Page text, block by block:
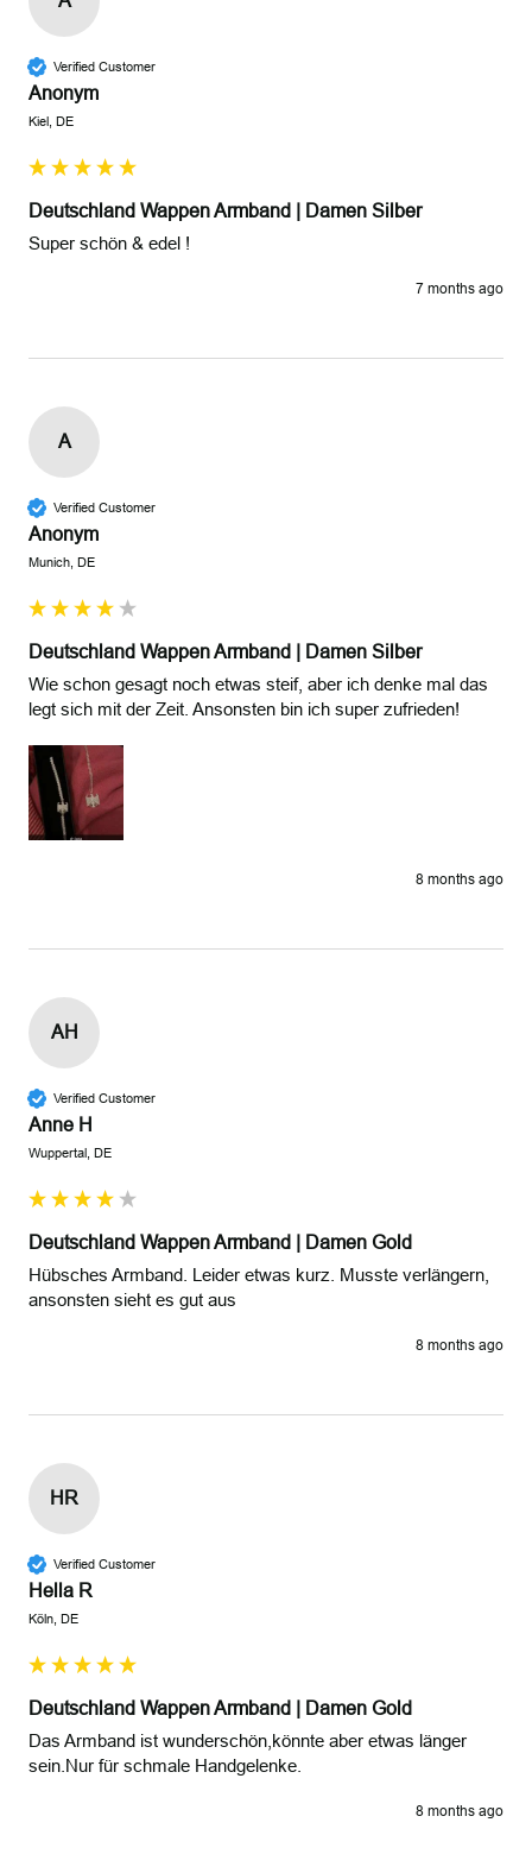
Verified Customer
Anonym
Kiel, DE
Deutschland Wappen Armband | Damen Silber
Super schön & edel !
7 months ago
A
Verified Customer
Anonym
Munich, DE
Deutschland Wappen Armband | Damen Silber
Wie schon gesagt noch etwas steif, aber ich denke mal das
legt sich mit der Zeit. Ansonsten bin ich super zufrieden!
8 months ago
AH
Verified Customer
Anne H
Wuppertal, DE
Deutschland Wappen Armband | Damen Gold
Hübsches Armband. Leider etwas kurz. Musste verlängern,
ansonsten sieht es gut aus
8 months ago
HR
Verified Customer
Hella R
Köln, DE
Deutschland Wappen Armband | Damen Gold
Das Armband ist wunderschön,könnte aber etwas länger
sein.Nur für schmale Handgelenke.
8 months ago